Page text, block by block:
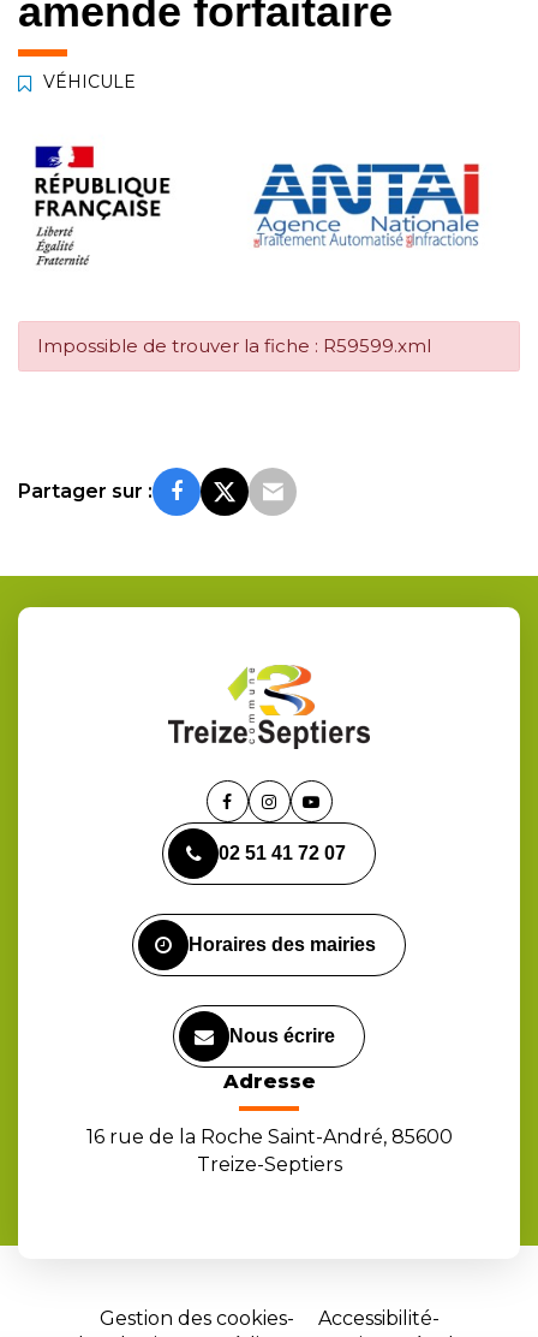
amende forfaitaire
VÉHICULE
Impossible de trouver la fiche : R59599.xml
Partager sur :
Lien
le
compte
Lien
le
compte
Lien
la
chaîne
02 51 41 72 07
Horaires des mairies
Nous écrire
Adresse
16 rue de la Roche Saint-André, 85600
Treize-Septiers
Gestion des cookies
Accessibilité